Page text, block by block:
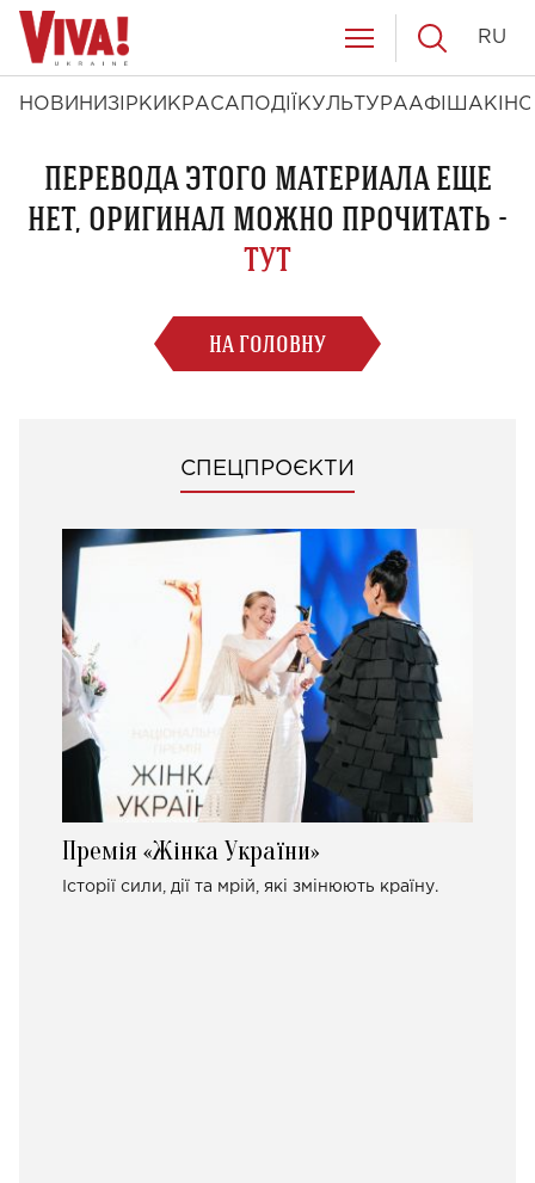
НОВИНИ ЗІРКИ КРАСА ПОДІЇ КУЛЬТУРААФІША КІНО
RU
ПЕРЕВОДА ЭТОГО МАТЕРИАЛА ЕЩЕ
НЕТ, ОРИГИНАЛ МОЖНО ПРОЧИТАТЬ -
ТУТ
НА ГОЛОВНУ
СПЕЦПРОЄКТИ
Премія «Жінка України»
Історії сили, дії та мрій, які змінюють країну.